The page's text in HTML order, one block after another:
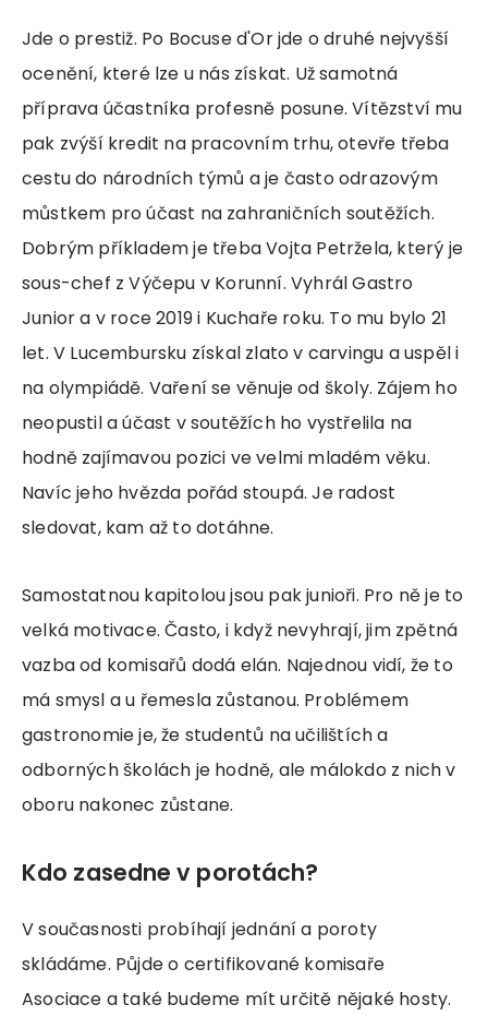
Jde o prestiž. Po Bocuse d'Or jde o druhé nejvyšší
ocenění, které lze u nás získat. Už samotná
příprava účastníka profesně posune. Vítězství mu
pak zvýší kredit na pracovním trhu, otevře třeba
cestu do národních týmů a je často odrazovým
můstkem pro účast na zahraničních soutěžích.
Dobrým příkladem je třeba Vojta Petržela, který je
sous-chef z Výčepu v Korunní. Vyhrál Gastro
Junior a v roce 2019 i Kuchaře roku. To mu bylo 21
let. V Lucembursku získal zlato v carvingu a uspěl i
na olympiádě. Vaření se věnuje od školy. Zájem ho
neopustil a účast v soutěžích ho vystřelila na
hodně zajímavou pozici ve velmi mladém věku.
Navíc jeho hvězda pořád stoupá. Je radost
sledovat, kam až to dotáhne.
Samostatnou kapitolou jsou pak junioři. Pro ně je to
velká motivace. Často, i když nevyhrají, jim zpětná
vazba od komisařů dodá elán. Najednou vidí, že to
má smysl a u řemesla zůstanou. Problémem
gastronomie je, že studentů na učilištích a
odborných školách je hodně, ale málokdo z nich v
oboru nakonec zůstane.
Kdo zasedne v porotách?
V současnosti probíhají jednání a poroty
skládáme. Půjde o certifikované komisaře
Asociace a také budeme mít určitě nějaké hosty.